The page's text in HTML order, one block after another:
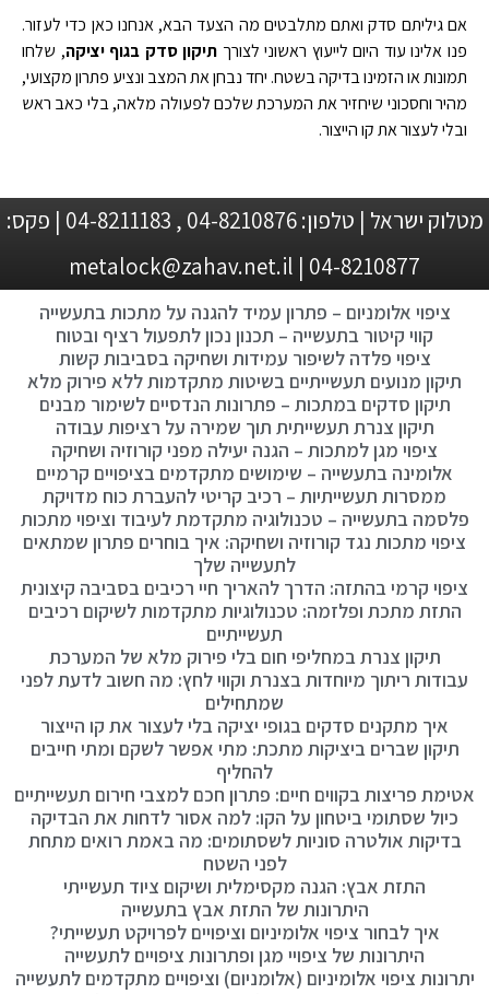
אם גיליתם סדק ואתם מתלבטים מה הצעד הבא, אנחנו כאן כדי לעזור.
פנו אלינו עוד היום לייעוץ ראשוני לצורך תיקון סדק בגוף יציקה, שלחו
תמונות או הזמינו בדיקה בשטח. יחד נבחן את המצב ונציע פתרון מקצועי,
מהיר וחסכוני שיחזיר את המערכת שלכם לפעולה מלאה, בלי כאב ראש
ובלי לעצור את קו הייצור.
מטלוק ישראל | טלפון: 04-8210876 , 04-8211183 | פקס:
04-8210877 | metalock@zahav.net.il
ציפוי אלומניום – פתרון עמיד להגנה על מתכות בתעשייה
קווי קיטור בתעשייה – תכנון נכון לתפעול רציף ובטוח
ציפוי פלדה לשיפור עמידות ושחיקה בסביבות קשות
תיקון מנועים תעשייתיים בשיטות מתקדמות ללא פירוק מלא
תיקון סדקים במתכות – פתרונות הנדסיים לשימור מבנים
תיקון צנרת תעשייתית תוך שמירה על רציפות עבודה
ציפוי מגן למתכות – הגנה יעילה מפני קורוזיה ושחיקה
אלומינה בתעשייה – שימושים מתקדמים בציפויים קרמיים
ממסרות תעשייתיות – רכיב קריטי להעברת כוח מדויקת
פלסמה בתעשייה – טכנולוגיה מתקדמת לעיבוד וציפוי מתכות
ציפוי מתכות נגד קורוזיה ושחיקה: איך בוחרים פתרון שמתאים
לתעשייה שלך
ציפוי קרמי בהתזה: הדרך להאריך חיי רכיבים בסביבה קיצונית
התזת מתכת ופלזמה: טכנולוגיות מתקדמות לשיקום רכיבים
תעשייתיים
תיקון צנרת במחליפי חום בלי פירוק מלא של המערכת
עבודות ריתוך מיוחדות בצנרת וקווי לחץ: מה חשוב לדעת לפני
שמתחילים
איך מתקנים סדקים בגופי יציקה בלי לעצור את קו הייצור
תיקון שברים ביציקות מתכת: מתי אפשר לשקם ומתי חייבים
להחליף
אטימת פריצות בקווים חיים: פתרון חכם למצבי חירום תעשייתיים
כיול שסתומי ביטחון על הקו: למה אסור לדחות את הבדיקה
בדיקות אולטרה סוניות לשסתומים: מה באמת רואים מתחת
לפני השטח
התזת אבץ: הגנה מקסימלית ושיקום ציוד תעשייתי
היתרונות של התזת אבץ בתעשייה
איך לבחור ציפוי אלומיניום וציפויים לפרויקט תעשייתי?
היתרונות של ציפויי מגן ופתרונות ציפויים לתעשייה
יתרונות ציפוי אלומיניום (אלומניום) וציפויים מתקדמים לתעשייה